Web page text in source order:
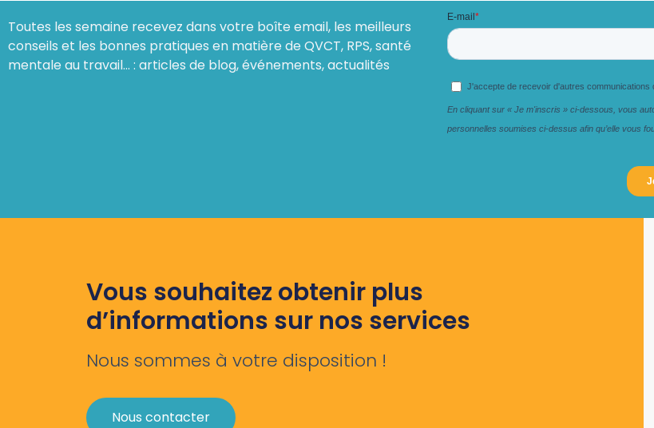
Toutes les semaine recevez dans votre boîte email, les meilleurs
conseils et les bonnes pratiques en matière de QVCT, RPS, santé
mentale au travail… : articles de blog, événements, actualités
Vous souhaitez obtenir plus
d’informations sur nos services
Nous sommes à votre disposition !
Nous contacter